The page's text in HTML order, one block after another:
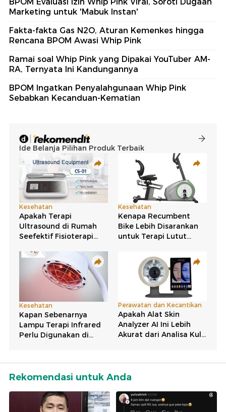
Marketing untuk 'Mabuk Instan'
Fakta-fakta Gas N2O, Aturan Kemenkes hingga
Rencana BPOM Awasi Whip Pink
Ramai soal Whip Pink yang Dipakai YouTuber AM-
RA, Ternyata Ini Kandungannya
BPOM Ingatkan Penyalahgunaan Whip Pink
Sebabkan Kecanduan-Kematian
Rekomendasi untuk Anda